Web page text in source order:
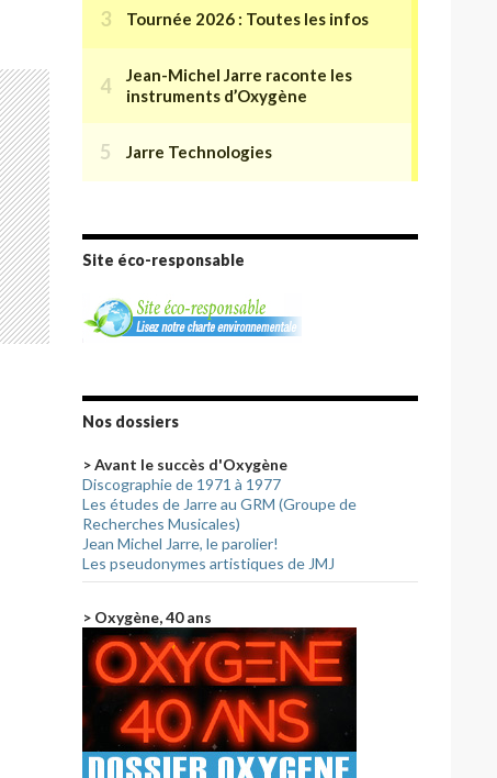
Site éco-responsable
Nos dossiers
> Avant le succès d'Oxygène
Discographie de 1971 à 1977
Les études de Jarre au GRM (Groupe de
Recherches Musicales)
Jean Michel Jarre, le parolier!
Les pseudonymes artistiques de JMJ
> Oxygène, 40 ans